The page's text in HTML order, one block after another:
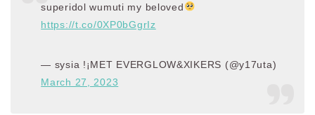
superidol wumuti my beloved
https://t.co/0XP0bGgrIz
— sysia !¡MET EVERGLOW&XIKERS (@y17uta)
March 27, 2023